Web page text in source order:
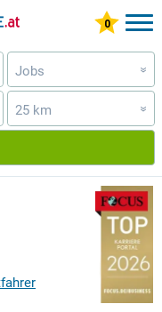
Jobs »
25 km »